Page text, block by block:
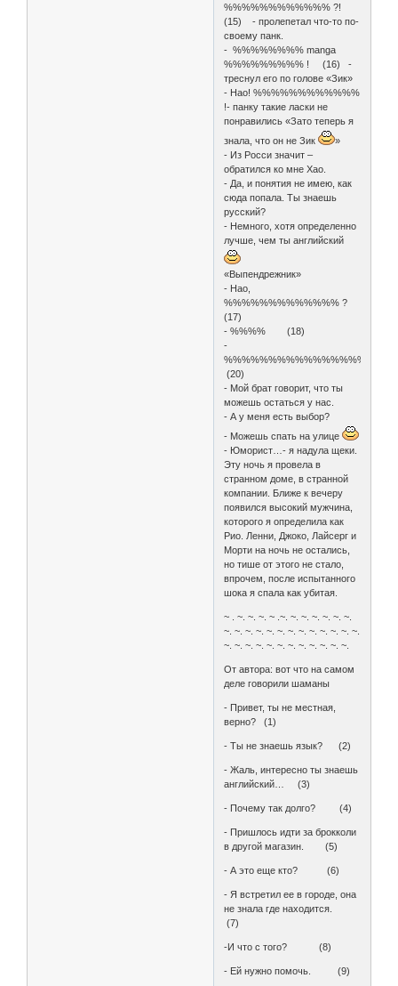
%%%%%%%%%%%% ?!
(15) - пролепетал что-то по-
своему панк.
- %%%%%%%% manga
%%%%%%%%% ! (16) -
треснул его по голове «Зик»
- Нао! %%%%%%%%%%%%
!- панку такие ласки не
понравились «Зато теперь я
знала, что он не Зик
»
- Из Росси значит –
обратился ко мне Хао.
- Да, и понятия не имею, как
сюда попала. Ты знаешь
русский?
- Немного, хотя определенно
лучше, чем ты английский
«Выпендрежник»
- Нао,
%%%%%%%%%%%%% ?
(17)
- %%%% (18)
-
%%%%%%%%%%%%%%%%%%
(20)
- Мой брат говорит, что ты
можешь остаться у нас.
- А у меня есть выбор?
- Можешь спать на улице
- Юморист…- я надула щеки.
Эту ночь я провела в
странном доме, в странной
компании. Ближе к вечеру
появился высокий мужчина,
которого я определила как
Рио. Ленни, Джоко, Лайсерг и
Морти на ночь не остались,
но тише от этого не стало,
впрочем, после испытанного
шока я спала как убитая.
~ . ~. ~. ~. ~ .~. ~. ~. ~. ~. ~. ~.
~. ~. ~. ~. ~. ~. ~. ~. ~. ~. ~. ~. ~.
~. ~. ~. ~. ~. ~. ~. ~. ~. ~. ~. ~.
От автора: вот что на самом
деле говорили шаманы
- Привет, ты не местная,
верно? (1)
- Ты не знаешь язык? (2)
- Жаль, интересно ты знаешь
английский… (3)
- Почему так долго? (4)
- Пришлось идти за брокколи
в другой магазин. (5)
- А это еще кто? (6)
- Я встретил ее в городе, она
не знала где находится.
(7)
-И что с того? (8)
- Ей нужно помочь. (9)